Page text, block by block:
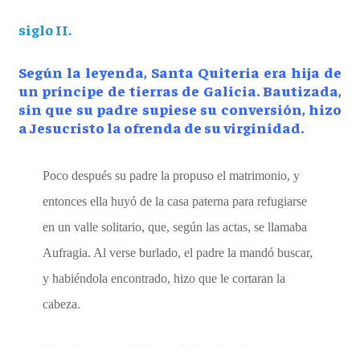
siglo II.
Según la leyenda, Santa Quiteria era hija de
un príncipe de tierras de Galicia. Bautizada,
sin que su padre supiese su conversión, hizo
a Jesucristo la ofrenda de su virginidad.
Poco después su padre la propuso el matrimonio, y
entonces ella huyó de la casa paterna para refugiarse
en un valle solitario, que, según las actas, se llamaba
Aufragia. Al verse burlado, el padre la mandó buscar,
y habiéndola encontrado, hizo que le cortaran la
cabeza.